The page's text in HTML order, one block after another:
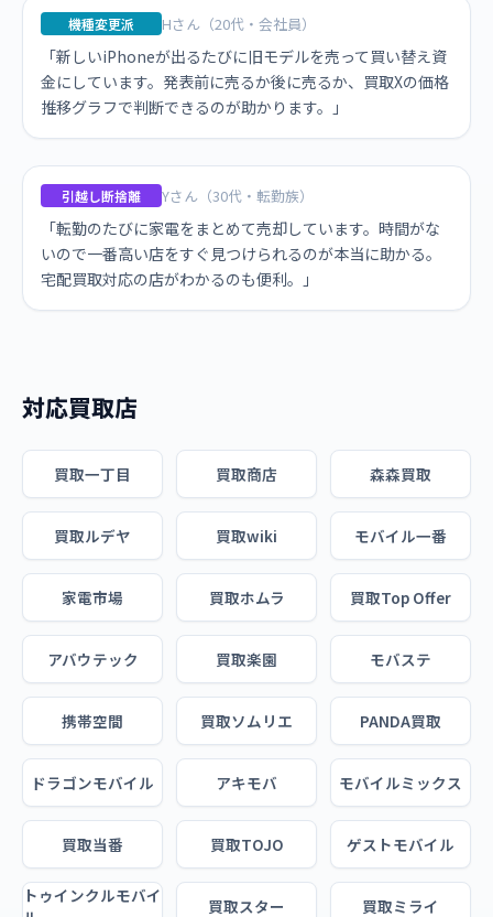
機種変更派 Hさん（20代・会社員）
「新しいiPhoneが出るたびに旧モデルを売って買い替え資
金にしています。発表前に売るか後に売るか、買取Xの価格
推移グラフで判断できるのが助かります。」
引越し断捨離 Yさん（30代・転勤族）
「転勤のたびに家電をまとめて売却しています。時間がな
いので一番高い店をすぐ見つけられるのが本当に助かる。
宅配買取対応の店がわかるのも便利。」
対応買取店
買取一丁目 買取商店 森森買取
買取ルデヤ 買取wiki モバイル一番
家電市場 買取ホムラ 買取Top Offer
アバウテック 買取楽園 モバステ
携帯空間 買取ソムリエ PANDA買取
ドラゴンモバイル アキモバ モバイルミックス
買取当番 買取TOJO ゲストモバイル
トゥインクルモバイ
買取スター 買取ミライ